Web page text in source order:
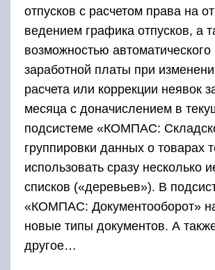
отпусков с расчетом права на
ведением графика отпусков, а
возможностью автоматического
заработной платы при
расчета или коррекции неявок
месяца с доначислением в
подсистеме «КОМПАС:
группировки данных о товарах
использовать сразу несколько
списков («деревьев»). В
«КОМПАС: Документооборот»
новые типы документов. А
другое…